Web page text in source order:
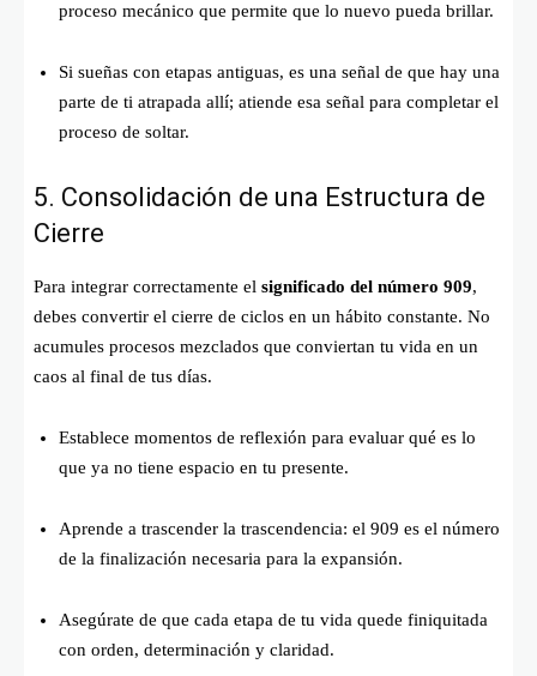
proceso mecánico que permite que lo nuevo pueda brillar.
Si sueñas con etapas antiguas, es una señal de que hay una
parte de ti atrapada allí; atiende esa señal para completar el
proceso de soltar.
5. Consolidación de una Estructura de
Cierre
Para integrar correctamente el significado del número 909,
debes convertir el cierre de ciclos en un hábito constante. No
acumules procesos mezclados que conviertan tu vida en un
caos al final de tus días.
Establece momentos de reflexión para evaluar qué es lo
que ya no tiene espacio en tu presente.
Aprende a trascender la trascendencia: el 909 es el número
de la finalización necesaria para la expansión.
Asegúrate de que cada etapa de tu vida quede finiquitada
con orden, determinación y claridad.